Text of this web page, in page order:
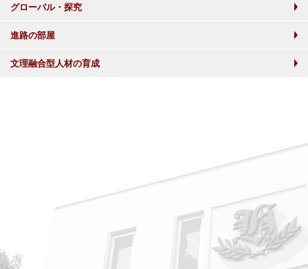
グローバル・探究
進路の部屋
文理融合型人材の育成